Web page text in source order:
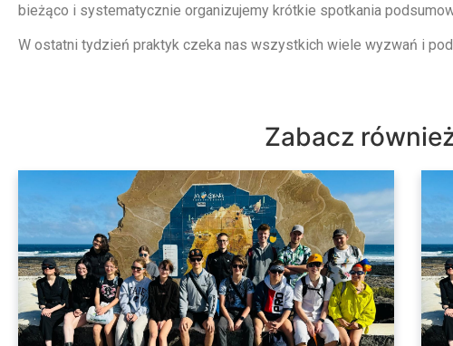
bieżąco i systematycznie organizujemy krótkie spotkania
W ostatni tydzień praktyk czeka nas wszystkich wiele wyzwań i
Zabacz